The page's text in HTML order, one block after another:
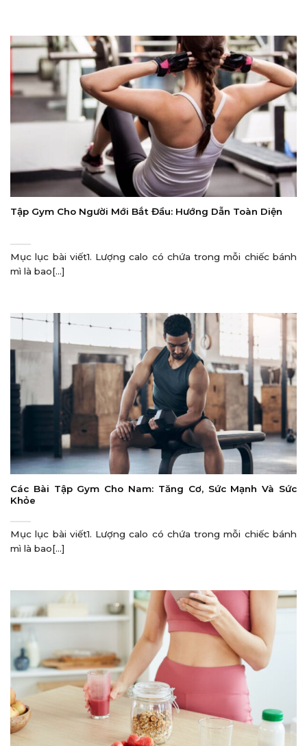
Tập Gym Cho Người Mới Bắt Đầu: Hướng Dẫn Toàn Diện
Mục lục bài viết1. Lượng calo có chứa trong mỗi chiếc bánh
mì là bao[...]
Các Bài Tập Gym Cho Nam: Tăng Cơ, Sức Mạnh Và Sức
Khỏe
Mục lục bài viết1. Lượng calo có chứa trong mỗi chiếc bánh
mì là bao[...]